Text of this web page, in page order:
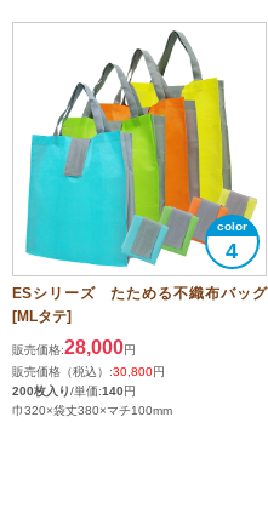
4
ESシリーズ たためる不織布バッグ
[MLタテ]
販売価格:28,000円
販売価格（税込）:30,800円
200枚入り/単価:140円
巾320×袋丈380×マチ100mm